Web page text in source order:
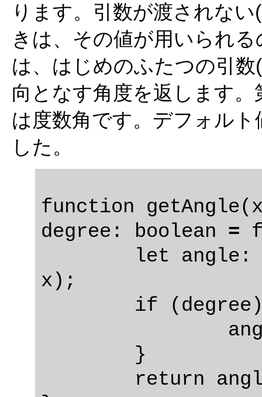
ります。引数が渡されない
きは、その値が用いられ
は、はじめのふたつの引
向となす角度を返します。
は度数角です。デフォルト
した。
function
degree: boolean =
x);